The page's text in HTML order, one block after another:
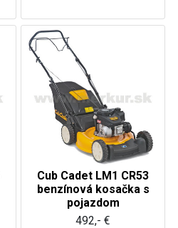
Cub Cadet LM1 CR53
benzínová kosačka s
pojazdom
492,- €